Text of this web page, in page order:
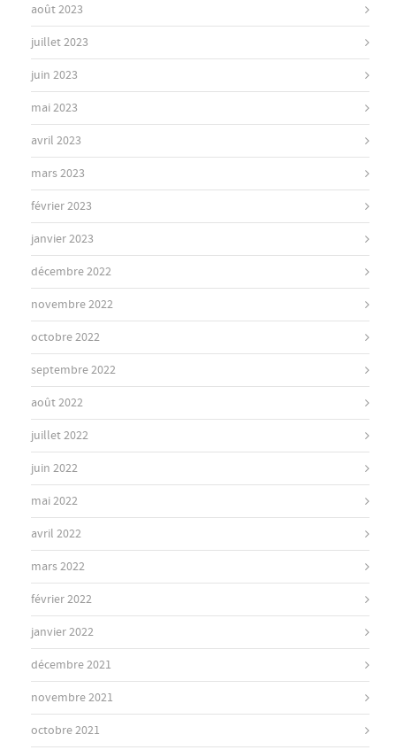
août 2023
juillet 2023
juin 2023
mai 2023
avril 2023
mars 2023
février 2023
janvier 2023
décembre 2022
novembre 2022
octobre 2022
septembre 2022
août 2022
juillet 2022
juin 2022
mai 2022
avril 2022
mars 2022
février 2022
janvier 2022
décembre 2021
novembre 2021
octobre 2021